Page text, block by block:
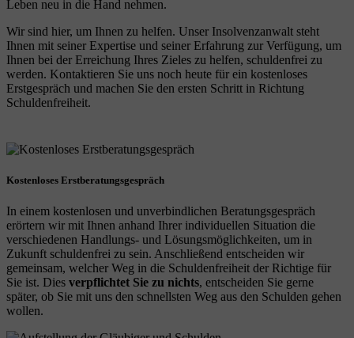
Leben neu in die Hand nehmen.
Wir sind hier, um Ihnen zu helfen. Unser Insolvenzanwalt steht
Ihnen mit seiner Expertise und seiner Erfahrung zur Verfügung, um
Ihnen bei der Erreichung Ihres Zieles zu helfen, schuldenfrei zu
werden. Kontaktieren Sie uns noch heute für ein kostenloses
Erstgespräch und machen Sie den ersten Schritt in Richtung
Schuldenfreiheit.
Kostenloses Erstberatungsgespräch
In einem kostenlosen und unverbindlichen Beratungsgespräch
erörtern wir mit Ihnen anhand Ihrer individuellen Situation die
verschiedenen Handlungs- und Lösungsmöglichkeiten, um in
Zukunft schuldenfrei zu sein. Anschließend entscheiden wir
gemeinsam, welcher Weg in die Schuldenfreiheit der Richtige für
Sie ist. Dies verpflichtet Sie zu nichts, entscheiden Sie gerne
später, ob Sie mit uns den schnellsten Weg aus den Schulden gehen
wollen.